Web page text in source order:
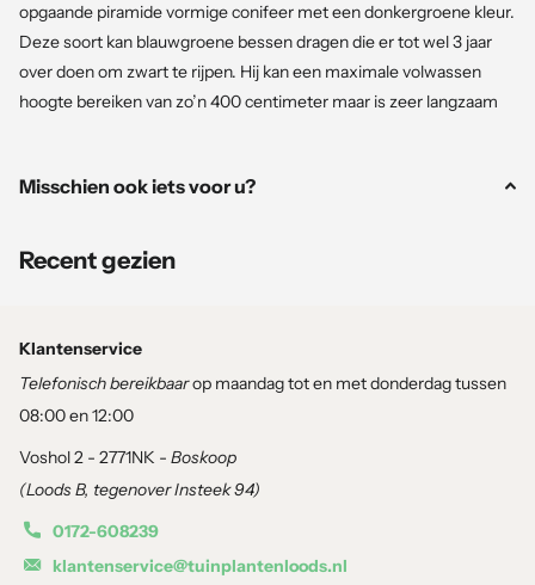
opgaande piramide vormige conifeer met een donkergroene kleur.
Deze soort kan blauwgroene bessen dragen die er tot wel 3 jaar
over doen om zwart te rijpen. Hij kan een maximale volwassen
hoogte bereiken van zo’n 400 centimeter maar is zeer langzaam
Snoeimaand: Juni
Wintergroen
Kleur: Groen
hoogte : 400 cm
Misschien ook iets voor u?
Recent gezien
Klantenservice
Telefonisch bereikbaarop maandag tot en met donderdag tussen
08:00 en 12:00
Voshol 2 - 2771NK - Boskoop
(Loods B, tegenover Insteek 94)
0172-608239
klantenservice@tuinplantenloods.nl